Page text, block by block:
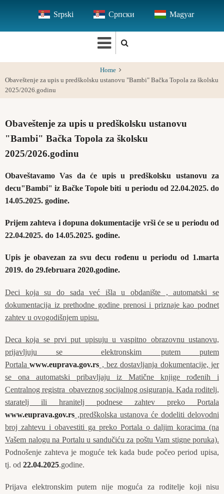
main
Srpski Српски Magyar
Home
Obaveštenje za upis u predškolsku ustanovu "Bambi" Bačka Topola za školsku
2025/2026.godinu
Obaveštenje za upis u predškolsku ustanovu
"Bambi" Bačka Topola za školsku
2025/2026.godinu
Obaveštavamo Vas da će upis u predškolsku ustanovu za
decu"Bambi" iz Bačke Topole biti u periodu od 22.04.2025. do
14.05.2025. godine.
Prijem zahteva i dopuna dokumentacije vrši će se u periodu od
22.04.2025. do 14.05.2025. godine.
Upis je obavezan za svu decu rođenu u periodu od 1.marta
2019. do 29.februara 2020.godine.
Deci koja su do sada već išla u obdanište , automatski se
dokumentacija iz prethodne godine prenosi i priznaje kao podnet
zahtev u ovogodišnjem upisu.
Deca koja se prvi put upisuju u vaspitno obrazovnu ustanovu,
prijavljuju se elektronskim putem putem
Portalawww.euprava.gov.rs , bez dostavljanja dokumentacije, jer
se ona automatski pribavljaju iz Matične knjige rođenih i
Centralnog registra obaveznog socijalnog osiguranja. Kada roditelj,
staratelj ili hranitelj podnese zahtev preko Portala
www.euprava.gov.rs ,predškolska ustanova će dodeliti delovodni
broj zahtevu i obavestiti ga preko Portala o daljim koracima (na
Vašem nalogu na Portalu u sandučiću za poštu Vam stigne poruka).
Podnošenje zahteva je moguće tek kada bude počeo period upisa,
tj. od 22.04.2025.godine.
Prijava elektronskim putem nije moguća za roditelje koji nisu